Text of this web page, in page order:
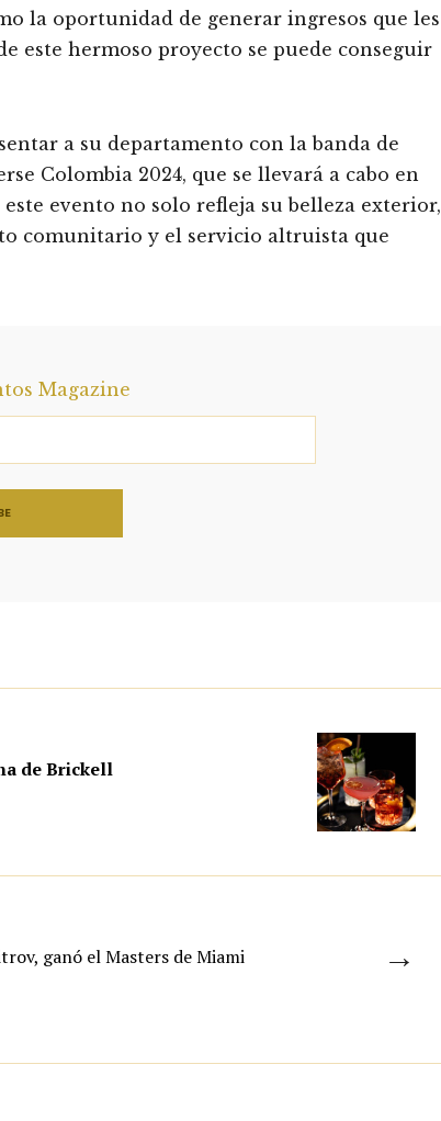
la oportunidad de generar ingresos que les
este hermoso proyecto se puede conseguir
a su departamento con la banda de
Colombia 2024, que se llevará a cabo en
evento no solo refleja su belleza exterior,
comunitario y el servicio altruista que
Magazine
de Brickell
→
ganó el Masters de Miami